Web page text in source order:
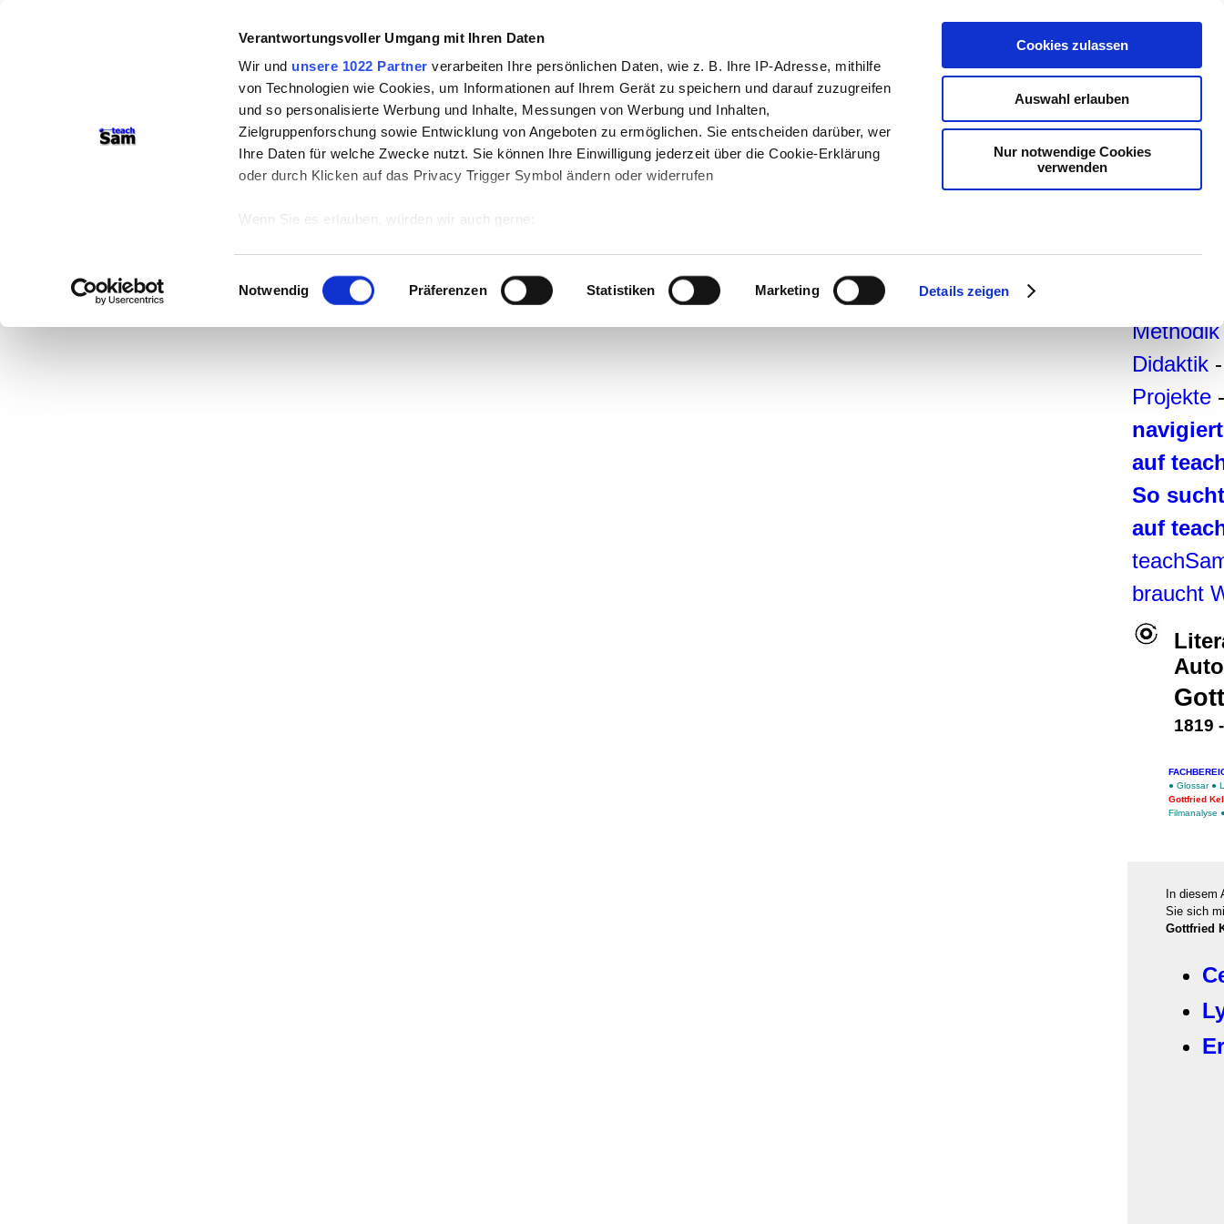
Verantwortungsvoller Umgang mit Ihren Daten
Wir und unsere 1022 Partner verarbeiten Ihre persönlichen Daten, wie z. B. Ihre IP-Adresse, mithilfe
von Technologien wie Cookies, um Informationen auf Ihrem Gerät zu speichern und darauf zuzugreifen
und so personalisierte Werbung und Inhalte, Messungen von Werbung und Inhalten,
Zielgruppenforschung sowie Entwicklung von Angeboten zu ermöglichen. Sie entscheiden darüber, wer
Ihre Daten für welche Zwecke nutzt. Sie können Ihre Einwilligung jederzeit über die Cookie-Erklärung
oder durch Klicken auf das Privacy Trigger Symbol ändern oder widerrufen
Wenn Sie es erlauben, würden wir auch gerne:
Ihr Gerät durch aktives Scannen nach bestimmten Merkmalen (Fingerprinting) identifizieren
Erfahren Sie mehr darüber, wie Ihre persönlichen Daten verarbeitet werden, und legen Sie Ihre
Präferenzen imAbschnitt Einzelheitenfest.
Einwilligungsauswahl
Notwendig Präferenzen Statistiken Marketing Details zeigen
Cookies zulassen
Auswahl erlauben
Nur notwendige Cookies
verwenden
-Deutsch
Didaktik -
Projekte -
auf
So
auf
braucht
1819
● Glossar ●
Gottfried
Filmanalyse
In diesem
Sie sich
Gottfried